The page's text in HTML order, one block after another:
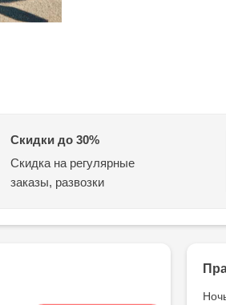
Скидки до 30%
Скидка на регулярные
заказы, развозки